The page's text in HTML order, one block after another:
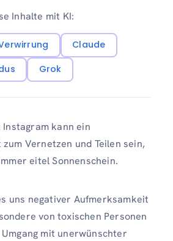
Inhalte mit KI:
Claude
Grok
kann ein
Vernetzen und Teilen sein,
eitel Sonnenschein.
uns negativer Aufmerksamkeit
von toxischen Personen
mit unerwünschter